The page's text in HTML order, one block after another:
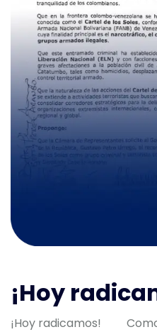
¡Hoy
¡Hoy radicamos! Como